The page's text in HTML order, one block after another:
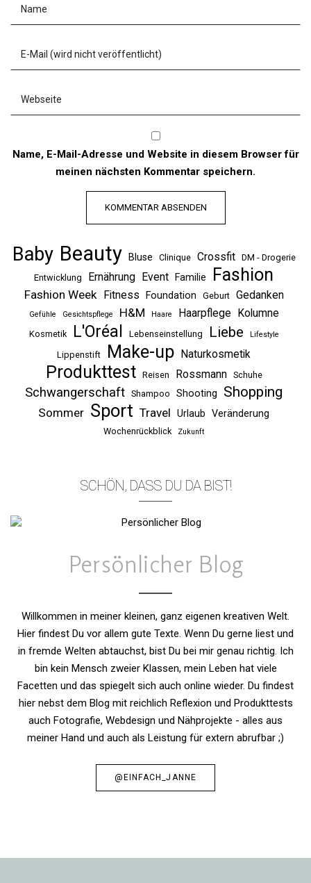
Name, E-Mail-Adresse und Website in diesem Browser für
meinen nächsten Kommentar speichern.
Baby Beauty Bluse Clinique Crossfit
DM - Drogerie
Entwicklung
Ernährung Event Familie Fashion
Fashion Week Fitness Foundation Geburt Gedanken
Gefühle Gesichtspflege H&M Haare Haarpflege Kolumne
Kosmetik L'Oréal Lebenseinstellung Liebe Lifestyle
Lippenstift Make-up Naturkosmetik
Produkttest Reisen Rossmann Schuhe
Schwangerschaft Shampoo Shooting Shopping
Sommer Sport Travel Urlaub Veränderung
Wochenrückblick Zukunft
SCHÖN, DASS DU DA BIST!
Persönlicher Blog
Willkommen in meiner kleinen, ganz eigenen kreativen Welt.
Hier findest Du vor allem gute Texte. Wenn Du gerne liest und
in fremde Welten abtauchst, bist Du bei mir genau richtig. Ich
bin kein Mensch zweier Klassen, mein Leben hat viele
Facetten und das spiegelt sich auch online wieder. Du findest
hier nebst dem Blog mit reichlich Reflexion und Produkttests
auch Fotografie, Webdesign und Nähprojekte - alles aus
meiner Hand und auch als Leistung für extern abrufbar ;)
@EINFACH_JANNE